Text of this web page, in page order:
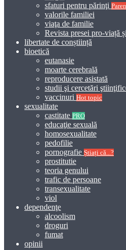
sfaturi pentru părinţi
valorile familiei
viaţa de familie
Revista presei pro-viață
libertate de conștiință
bioetică
eutanasie
moarte cerebrală
reproducere asistată
studii şi cercetări
vaccinuri Hot topic
sexualitate
castitate PRO
educaţie sexuală
homosexualitate
pedofilie
pornografie Știați că...?
prostitutie
teoria genului
trafic de persoane
transexualitate
viol
dependenţe
alcoolism
droguri
fumat
opinii